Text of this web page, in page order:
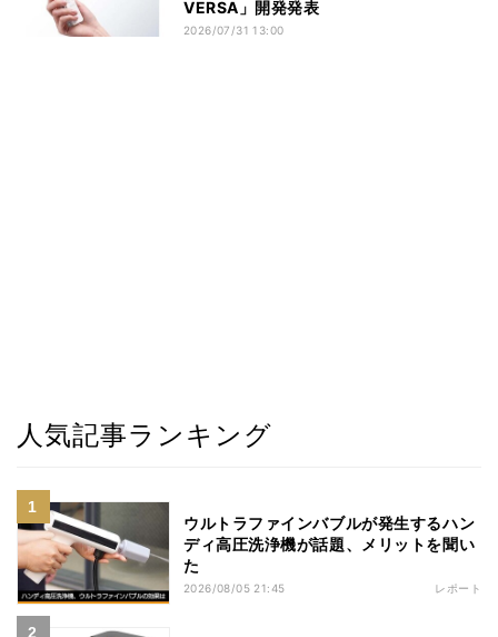
VERSA」開発発表
2026/07/31 13:00
人気記事ランキング
ウルトラファインバブルが発生するハン
ディ高圧洗浄機が話題、メリットを聞い
た
2026/08/05 21:45 レポート